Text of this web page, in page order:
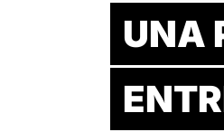
UNA